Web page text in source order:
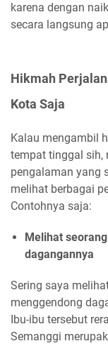
karena dengan
secara langsung
Hikmah
Kota Saja
Kalau mengambil
tempat tinggal sih,
pengalaman yang
melihat berbagai
Contohnya saja:
Melihat
dagangannya
Sering saya
menggendong
Ibu-ibu tersebut
Semanggi